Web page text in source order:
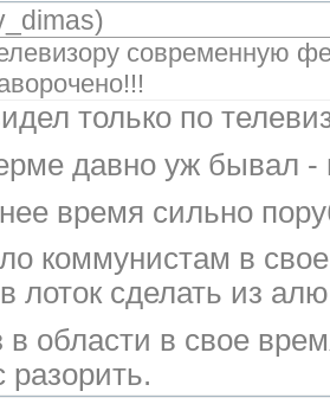
)
современную
только по
давно уж бывал -
время сильно
коммунистам в
лоток сделать из
области в свое
разорить.